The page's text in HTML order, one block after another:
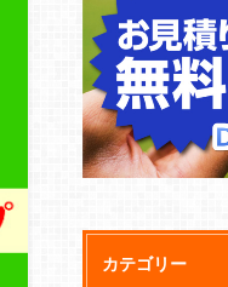
カテゴリー